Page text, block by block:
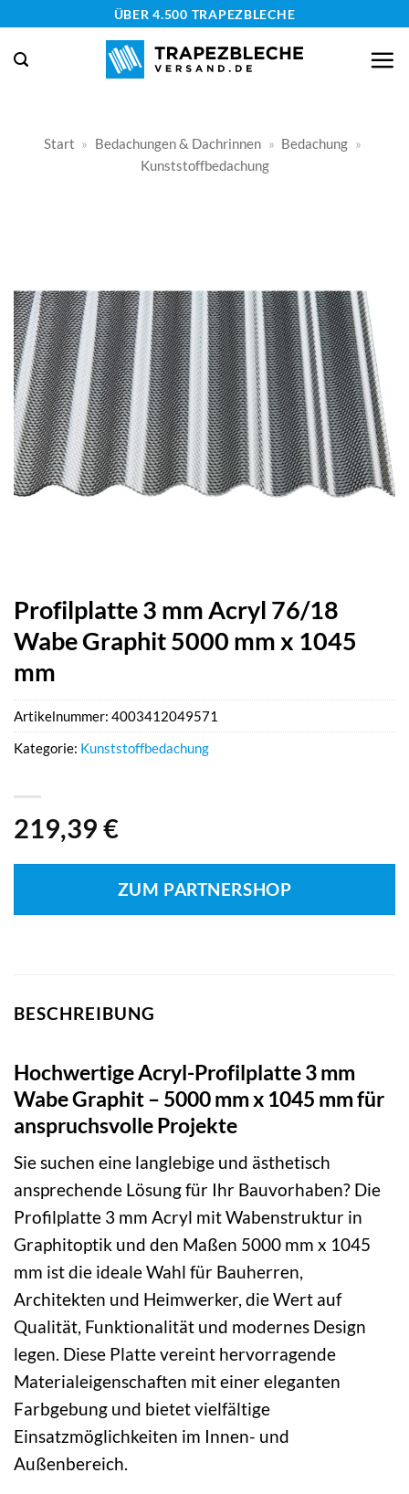
springen
ÜBER 4.500 TRAPEZBLECHE
Start » Bedachungen & Dachrinnen » Bedachung »
Kunststoffbedachung
Profilplatte 3 mm Acryl 76/18
Wabe Graphit 5000 mm x 1045
mm
219,39 €
ZUM PARTNERSHOP
Artikelnummer: 4003412049571
Kategorie: Kunststoffbedachung
BESCHREIBUNG
Hochwertige Acryl-Profilplatte 3 mm
Wabe Graphit – 5000 mm x 1045 mm für
anspruchsvolle Projekte
Sie suchen eine langlebige und ästhetisch
ansprechende Lösung für Ihr Bauvorhaben? Die
Profilplatte 3 mm Acryl mit Wabenstruktur in
Graphitoptik und den Maßen 5000 mm x 1045
mm ist die ideale Wahl für Bauherren,
Architekten und Heimwerker, die Wert auf
Qualität, Funktionalität und modernes Design
legen. Diese Platte vereint hervorragende
Materialeigenschaften mit einer eleganten
Farbgebung und bietet vielfältige
Einsatzmöglichkeiten im Innen- und
Außenbereich.